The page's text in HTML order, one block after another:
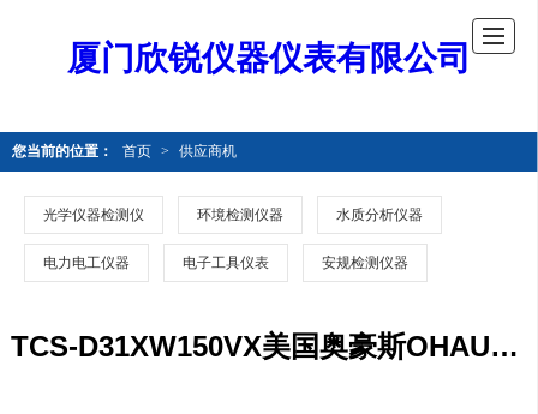
厦门欣锐仪器仪表有限公司
您当前的位置： 首页 > 供应商机
光学仪器检测仪 环境检测仪器 水质分析仪器
电力电工仪器 电子工具仪表 安规检测仪器
TCS-D31XW150VX美国奥豪斯OHAUS防水电子台秤TCS-D31XW150VX